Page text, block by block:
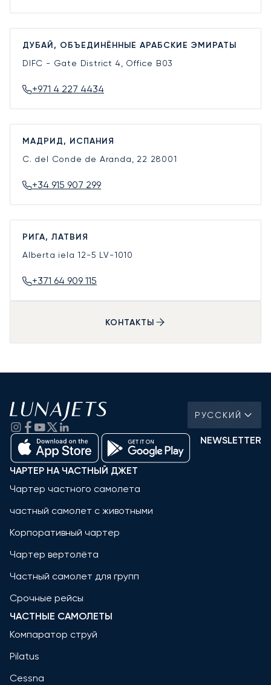
ДУБАЙ, ОБЪЕДИНЁННЫЕ АРАБСКИЕ ЭМИРАТЫ
DIFC - Gate District 4, Office B03
+971 4 227 4434
МАДРИД, ИСПАНИЯ
C. del Conde de Aranda, 22 28001
+34 915 907 299
РИГА, ЛАТВИЯ
Alberta iela 12-5 LV-1010
+371 64 909 115
КОНТАКТЫ
РУССКИЙ
NEWSLETTER
ЧАРТЕР НА ЧАСТНЫЙ ДЖЕТ
Чартер частного самолета
частный самолет с животными
Корпоративный чартер
Чартер вертолёта
Частный самолет для групп
Срочные рейсы
ЧАСТНЫЕ САМОЛЕТЫ
Компаратор струй
Pilatus
Cessna